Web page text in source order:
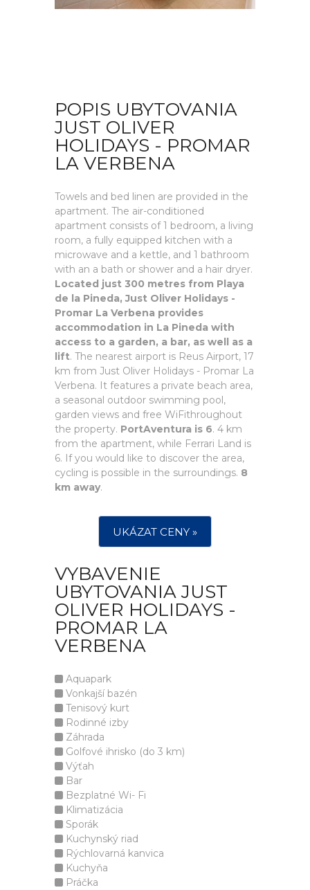
POPIS UBYTOVANIA
JUST OLIVER
HOLIDAYS - PROMAR
LA VERBENA
Towels and bed linen are provided in the
apartment. The air-conditioned
apartment consists of 1 bedroom, a living
room, a fully equipped kitchen with a
microwave and a kettle, and 1 bathroom
with an a bath or shower and a hair dryer.
Located just 300 metres from Playa
de la Pineda, Just Oliver Holidays -
Promar La Verbena provides
accommodation in La Pineda with
access to a garden, a bar, as well as a
lift. The nearest airport is Reus Airport, 17
km from Just Oliver Holidays - Promar La
Verbena. It features a private beach area,
a seasonal outdoor swimming pool,
garden views and free WiFithroughout
the property. PortAventura is 6. 4 km
from the apartment, while Ferrari Land is
6. If you would like to discover the area,
cycling is possible in the surroundings. 8
km away.
UKÁZAT CENY »
VYBAVENIE
UBYTOVANIA JUST
OLIVER HOLIDAYS -
PROMAR LA
VERBENA
Aquapark
Vonkajší bazén
Tenisový kurt
Rodinné izby
Záhrada
Golfové ihrisko (do 3 km)
Výťah
Bar
Bezplatné Wi- Fi
Klimatizácia
Sporák
Kuchynský riad
Rýchlovarná kanvica
Kuchyňa
Práčka